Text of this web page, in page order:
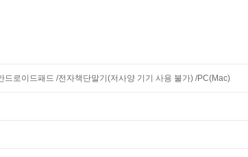
로이드패드 /전자책단말기(저사양 기기 사용 불가) /PC(Mac)